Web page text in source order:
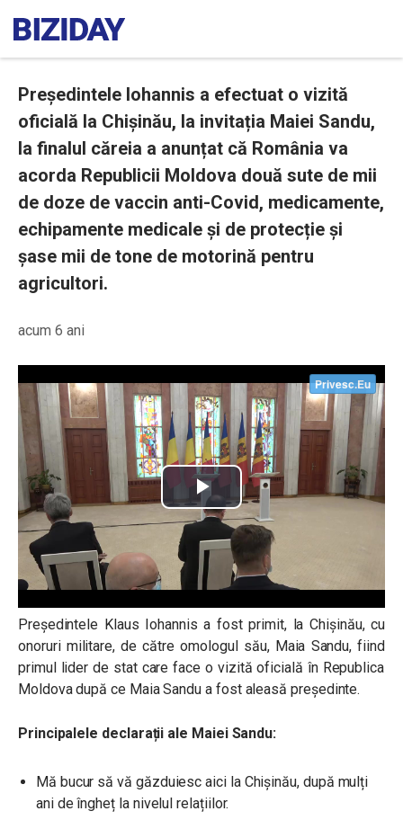
Președintele Iohannis a efectuat o vizită
oficială la Chișinău, la invitația Maiei Sandu,
la finalul căreia a anunțat că România va
acorda Republicii Moldova două sute de mii
de doze de vaccin anti-Covid, medicamente,
echipamente medicale și de protecție și
șase mii de tone de motorină pentru
agricultori.
acum 6 ani
Președintele Klaus Iohannis a fost primit, la Chișinău, cu
onoruri militare, de către omologul său, Maia Sandu, fiind
primul lider de stat care face o vizită oficială în Republica
Moldova după ce Maia Sandu a fost aleasă președinte.
Principalele declarații ale Maiei Sandu:
Mă bucur să vă găzduiesc aici la Chișinău, după mulți
ani de îngheț la nivelul relațiilor.